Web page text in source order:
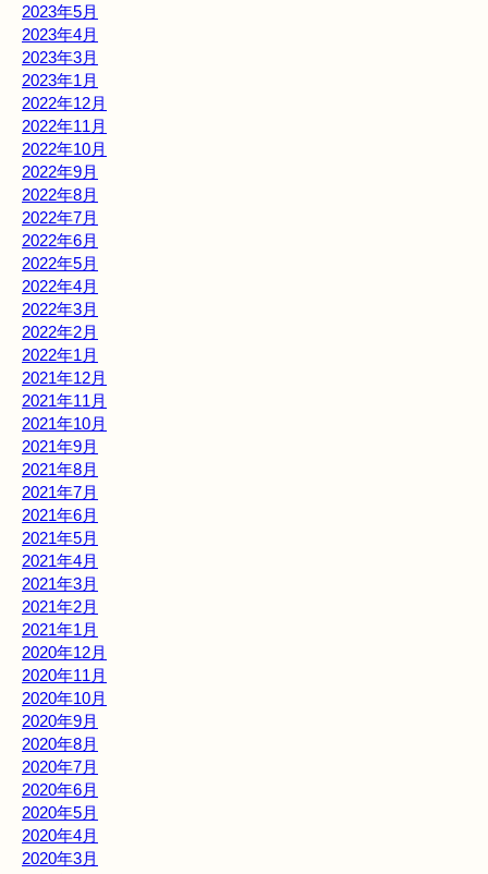
2023年5月
2023年4月
2023年3月
2023年1月
2022年12月
2022年11月
2022年10月
2022年9月
2022年8月
2022年7月
2022年6月
2022年5月
2022年4月
2022年3月
2022年2月
2022年1月
2021年12月
2021年11月
2021年10月
2021年9月
2021年8月
2021年7月
2021年6月
2021年5月
2021年4月
2021年3月
2021年2月
2021年1月
2020年12月
2020年11月
2020年10月
2020年9月
2020年8月
2020年7月
2020年6月
2020年5月
2020年4月
2020年3月